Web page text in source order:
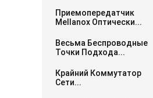
Приемопередатчик
Mellanox Оптически...
Весьма Беспроводные
Точки Подхода...
Крайний Коммутатор
Сети...